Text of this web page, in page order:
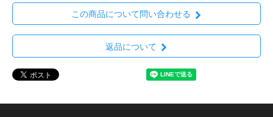
この商品について問い合わせる
返品について